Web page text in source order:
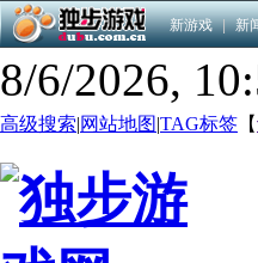
新游戏 | 新
8/6/2026,
高级搜索|网站地图|TAG标签 【